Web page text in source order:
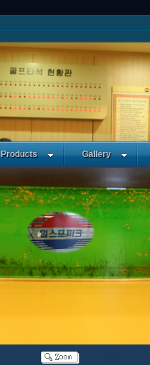
Products Gallery